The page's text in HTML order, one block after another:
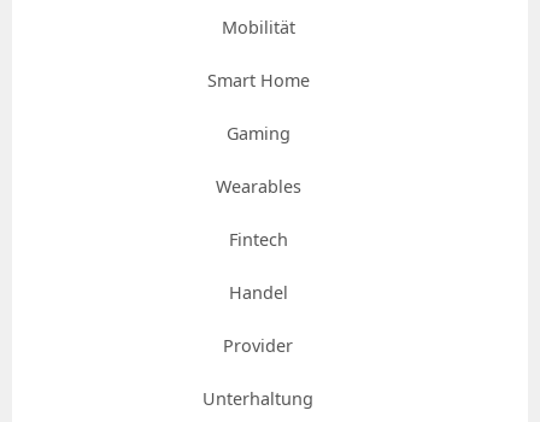
Mobilität
Smart Home
Gaming
Wearables
Fintech
Handel
Provider
Unterhaltung